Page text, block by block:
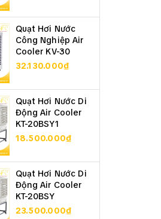
Quạt Hơi Nước
Công Nghiệp Air
Cooler KV-30
32.130.000₫
Quạt Hơi Nước Di
Động Air Cooler
KT-20BSY1
18.500.000₫
Quạt Hơi Nước Di
Động Air Cooler
KT-20BSY
23.500.000₫